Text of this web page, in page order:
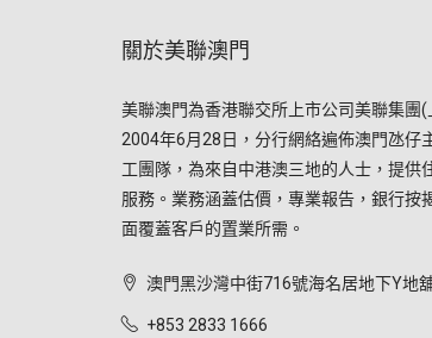
關於美聯澳門
美聯澳門為香港聯交所上市公司美聯集團
2004年6月28日，分行網絡遍佈澳門氹仔
工團隊，為來自中港澳三地的人士，提供
服務。業務涵蓋估價，專業報告，銀行按
面覆蓋客戶的置業所需。
澳門黑沙灣中街716號海名居地下Y地
+853 2833 1666